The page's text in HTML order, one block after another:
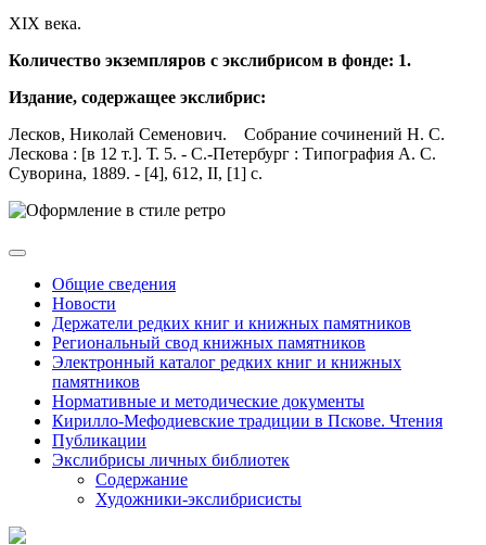
ХIХ века.
Количество экземпляров с экслибрисом в фонде: 1.
Издание, содержащее экслибрис:
Лесков, Николай Семенович. Собрание сочинений Н. С.
Лескова : [в 12 т.]. Т. 5. - С.-Петербург : Типография А. С.
Суворина, 1889. - [4], 612, II, [1] с.
Общие сведения
Новости
Держатели редких книг и книжных памятников
Региональный свод книжных памятников
Электронный каталог редких книг и книжных
памятников
Нормативные и методические документы
Кирилло-Мефодиевские традиции в Пскове. Чтения
Публикации
Экслибрисы личных библиотек
Содержание
Художники-экслибрисисты